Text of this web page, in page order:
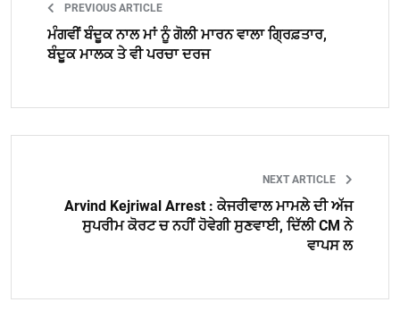
PREVIOUS ARTICLE
ਮੰਗਵੀਂ ਬੰਦੂਕ ਨਾਲ ਮਾਂ ਨੂੰ ਗੋਲੀ ਮਾਰਨ ਵਾਲਾ ਗ੍ਰਿਫ਼ਤਾਰ,
ਬੰਦੂਕ ਮਾਲਕ ਤੇ ਵੀ ਪਰਚਾ ਦਰਜ
NEXT ARTICLE
Arvind Kejriwal Arrest : ਕੇਜਰੀਵਾਲ ਮਾਮਲੇ ਦੀ ਅੱਜ
ਸੁਪਰੀਮ ਕੋਰਟ ਚ ਨਹੀਂ ਹੋਵੇਗੀ ਸੁਣਵਾਈ, ਦਿੱਲੀ CM ਨੇ
ਵਾਪਸ ਲ